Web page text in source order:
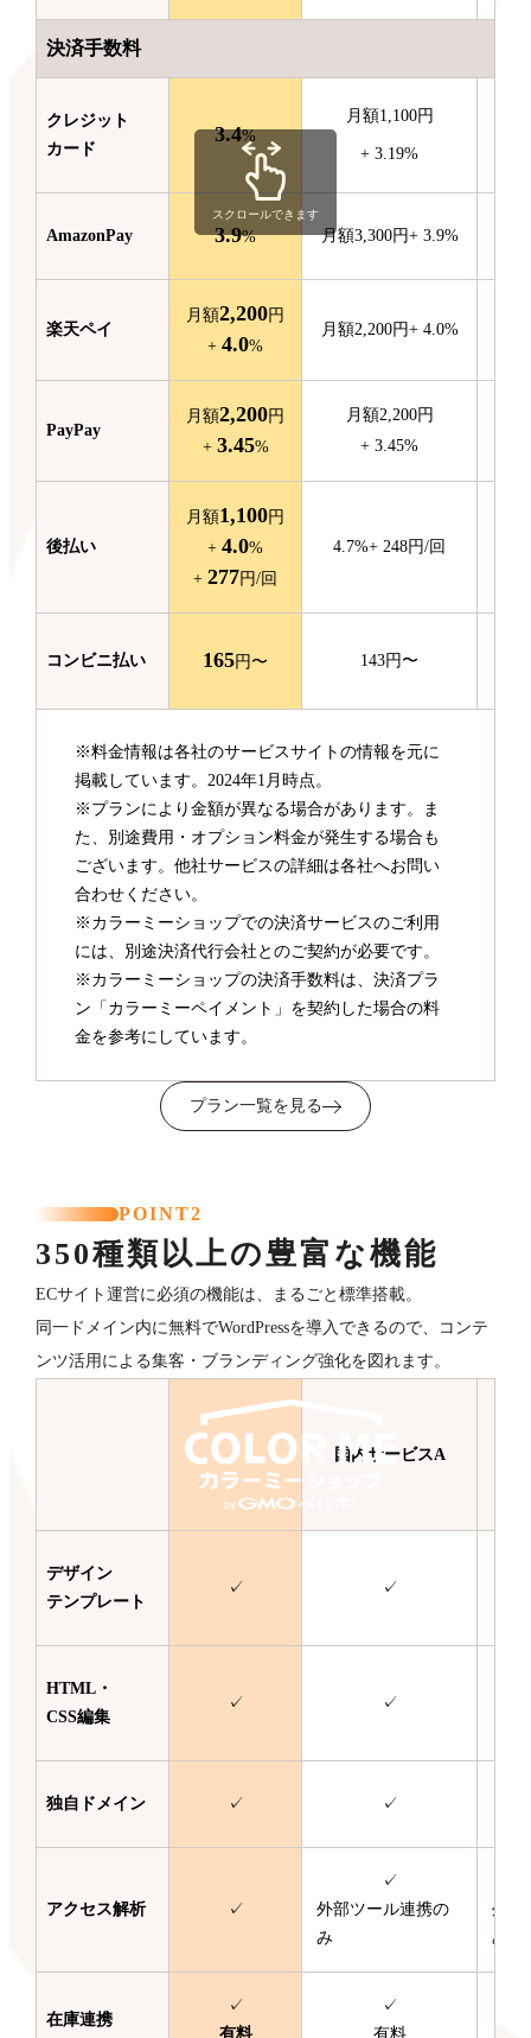
決済手数料
クレジット
カード
3.4%
月額1,100円
+3.19%
AmazonPay 3.9% 月額3,300円+ 3.9%
楽天ペイ
月額2,200円
+4.0%
月額2,200円+ 4.0%
PayPay
月額2,200円
+ 3.45%
月額2,200円
+3.45%
後払い
月額1,100円
+4.0%
+277円/回
4.7%+248円/回
コンビニ払い 165円〜 143円〜
スクロールできます
※料金情報は各社のサービスサイトの情報を元に
掲載しています。2024年1月時点。
※プランにより金額が異なる場合があります。ま
た、別途費用・オプション料金が発生する場合も
ございます。他社サービスの詳細は各社へお問い
合わせください。
※カラーミーショップでの決済サービスのご利用
には、別途決済代行会社とのご契約が必要です。
※カラーミーショップの決済手数料は、決済プラ
ン「カラーミーペイメント」を契約した場合の料
金を参考にしています。
プラン一覧を見る
POINT2
350種類以上の豊富な機能
ECサイト運営に必須の機能は、まるごと標準搭載。
同一ドメイン内に無料でWordPressを導入できるので、コンテ
ンツ活用による集客・ブランディング強化を図れます。
国内サービスA
デザイン
テンプレート
✓ ✓
HTML・
CSS編集
✓ ✓
独自ドメイン ✓ ✓
アクセス解析 ✓
✓
外部ツール連携の
み
外部
み
在庫連携
✓
有料
✓
有料